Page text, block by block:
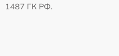
1487 ГК РФ.